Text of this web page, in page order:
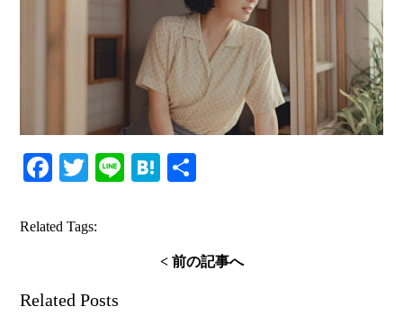
Facebook
TwitterLineHatena
Related Tags:
< 前の記事へ
Related Posts